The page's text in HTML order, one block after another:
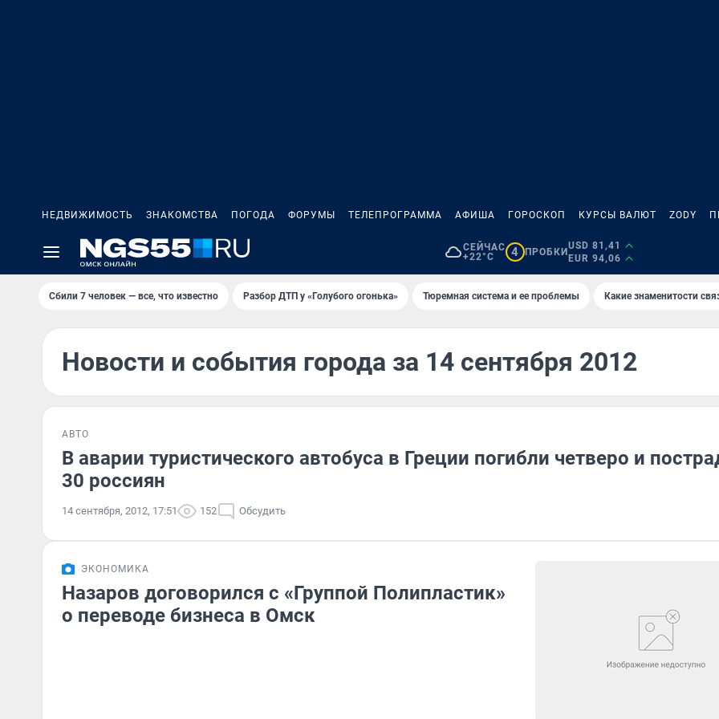
НЕДВИЖИМОСТЬ ЗНАКОМСТВА ПОГОДА ФОРУМЫ ТЕЛЕПРОГРАММА АФИША ГОРОСКОП КУРСЫ ВАЛЮТ ZODY
СЕЙЧАС
+22°C
4 ПРОБКИ
USD 81,41
EUR 94,06
Сбили 7 человек — все, что известно Разбор ДТП у «Голубого огонька» Тюремная система и ее проблемы Какие знаменитости
Новости и события города за 14 сентября 2012
АВТО
В аварии туристического автобуса в Греции погибли четверо и
30 россиян
14 сентября, 2012, 17:51 152 Обсудить
ЭКОНОМИКА
Назаров договорился с «Группой Полипластик»
о переводе бизнеса в Омск